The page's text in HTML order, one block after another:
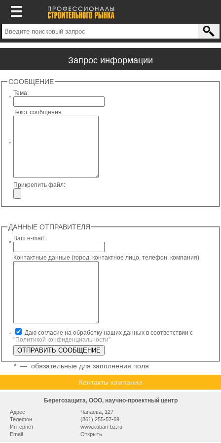
Запрос информации
СООБЩЕНИЕ
*
Тема:
*
Текст сообщения:
Прикрепить файл:
ДАННЫЕ ОТПРАВИТЕЛЯ
*
Ваш e-mail:
Контактные данные (город, контактное лицо, телефон, компания)
*
Даю согласие на обработку наших данных в соответствии с
"Политикой конфиденциальности"
* — обязательные для заполнения поля
Контакты компании
Берегозащита, ООО, научно-проектный центр
Адрес
Чапаева, 127
Телефон
(861) 255-57-69,
Интернет
www.kuban-bz.ru
Email
Открыть